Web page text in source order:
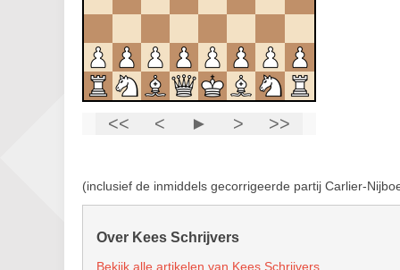
(inclusief de inmiddels gecorrigeerde partij Carlier-
Over Kees Schrijvers
Bekijk alle artikelen van Kees Schrijvers